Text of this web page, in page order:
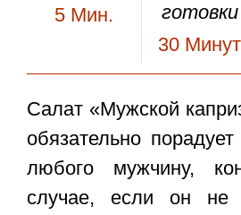
5 Мин.
готовки
30 Минут
Салат «Мужской
обязательно
любого мужчину,
случае, если он не